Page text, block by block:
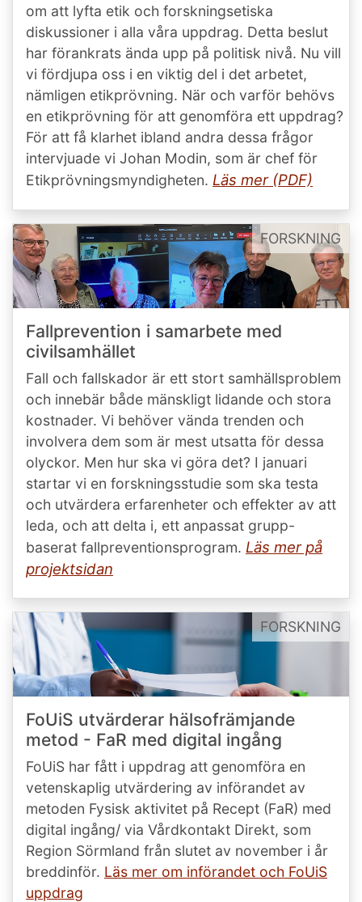
om att lyfta etik och forskningsetiska
diskussioner i alla våra uppdrag. Detta beslut
har förankrats ända upp på politisk nivå. Nu vill
vi fördjupa oss i en viktig del i det arbetet,
nämligen etikprövning. När och varför behövs
en etikprövning för att genomföra ett uppdrag?
För att få klarhet ibland andra dessa frågor
intervjuade vi Johan Modin, som är chef för
Etikprövningsmyndigheten. Läs mer (PDF)
FORSKNING
Fallprevention i samarbete med
civilsamhället
Fall och fallskador är ett stort samhällsproblem
och innebär både mänskligt lidande och stora
kostnader. Vi behöver vända trenden och
involvera dem som är mest utsatta för dessa
olyckor. Men hur ska vi göra det? I januari
startar vi en forskningsstudie som ska testa
och utvärdera erfarenheter och effekter av att
leda, och att delta i, ett anpassat grupp-
baserat fallpreventionsprogram. Läs mer på
projektsidan
FORSKNING
FoUiS utvärderar hälsofrämjande
metod - FaR med digital ingång
FoUiS har fått i uppdrag att genomföra en
vetenskaplig utvärdering av införandet av
metoden Fysisk aktivitet på Recept (FaR) med
digital ingång/ via Vårdkontakt Direkt, som
Region Sörmland från slutet av november i år
breddinför. Läs mer om införandet och FoUiS
uppdrag